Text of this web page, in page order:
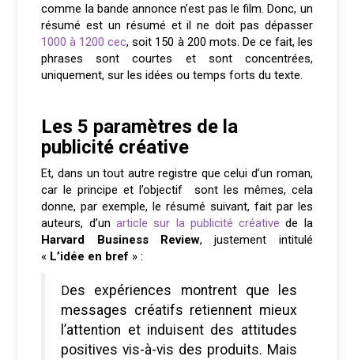
comme la bande annonce n’est pas le film. Donc, un
résumé est un résumé et il ne doit pas dépasser
1000 à 1200 cec, soit 150 à 200 mots. De ce fait, les
phrases sont courtes et sont concentrées,
uniquement, sur les idées ou temps forts du texte.
Les 5 paramètres de la
publicité créative
Et, dans un tout autre registre que celui d’un roman,
car le principe et l’objectif sont les mêmes, cela
donne, par exemple, le résumé suivant, fait par les
auteurs, d’un article sur la publicité créative de la
Harvard Business Review, justement intitulé
« L’idée en bref » :
Des expériences montrent que les
messages créatifs retiennent mieux
l’attention et induisent des attitudes
positives vis-à-vis des produits. Mais